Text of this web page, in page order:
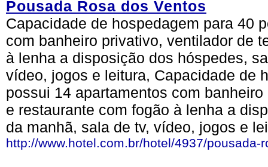
Pousada Rosa dos Ventos
Capacidade de hospedagem para 40
com banheiro privativo, ventilador de
à lenha a disposição dos hóspedes,
vídeo, jogos e leitura, Capacidade de
possui 14 apartamentos com
e restaurante com fogão à lenha a
da manhã, sala de tv, vídeo, jogos e
http://www.hotel.com.br/hotel/4937/pousada-